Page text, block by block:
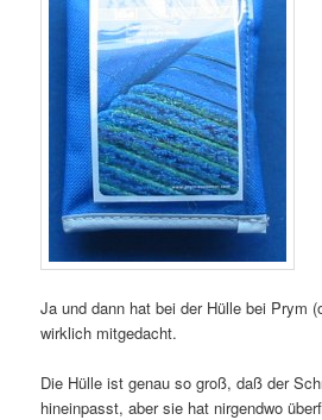
Ja und dann hat bei der Hülle bei Prym
wirklich mitgedacht.
Die Hülle ist genau so groß, daß der
hineinpasst, aber sie hat nirgendwo